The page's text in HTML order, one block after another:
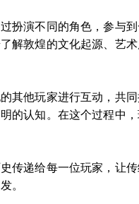
扮演不同的角色，参与
解敦煌的文化起源、艺术
其他玩家进行互动，共
的认知。在这个过程中，
传递给每一位玩家，让
。